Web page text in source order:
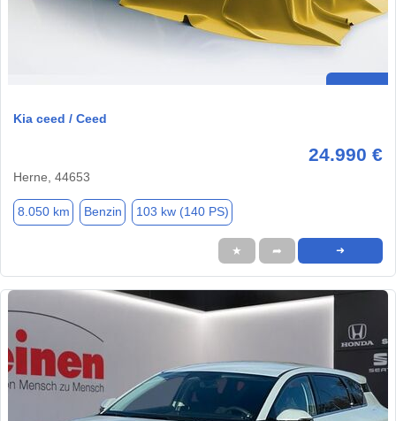
Kia ceed / Ceed
24.990 €
Herne, 44653
8.050 km Benzin 103 kw (140 PS)
★ ➦ ➜